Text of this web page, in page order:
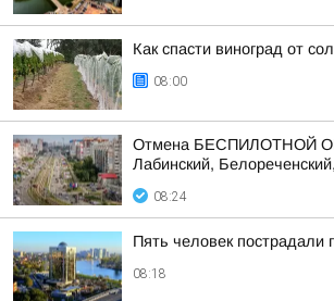
Как спасти виноград от
08:00
Отмена БЕСПИЛОТНОЙ
Лабинский,
08:24
Пять человек пострадали
08:18